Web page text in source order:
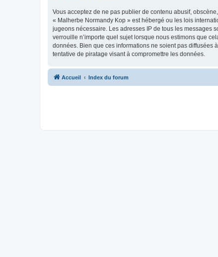
Vous acceptez de ne pas publier de contenu abusif,
« Malherbe Normandy Kop » est hébergé ou les lois
jugeons nécessaire. Les adresses IP de tous les messages
verrouille n’importe quel sujet lorsque nous estimons que
données. Bien que ces informations ne soient pas diffusées
tentative de piratage visant à compromettre les données.
Accueil Index du forum